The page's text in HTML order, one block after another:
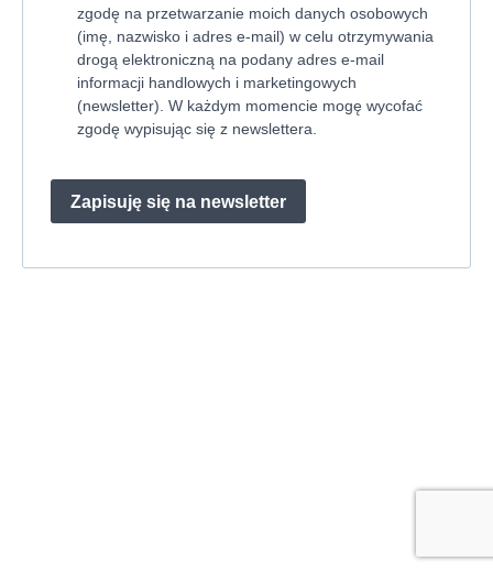
zgodę na przetwarzanie moich danych osobowych
(imę, nazwisko i adres e-mail) w celu otrzymywania
drogą elektroniczną na podany adres e-mail
informacji handlowych i marketingowych
(newsletter). W każdym momencie mogę wycofać
zgodę wypisując się z newslettera.
Zapisuję się na newsletter